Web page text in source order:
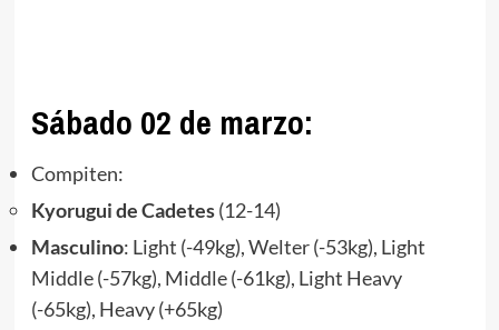
Sábado 02 de marzo:
Compiten:
Kyorugui de Cadetes(12-14)
Masculino: Light (-49kg), Welter (-53kg), Light
Middle (-57kg), Middle (-61kg), Light Heavy
(-65kg), Heavy (+65kg)